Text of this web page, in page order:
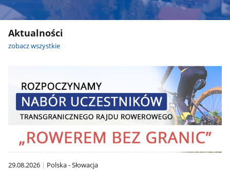
Aktualności
zobacz wszystkie
29.08.2026 Polska - Słowacja